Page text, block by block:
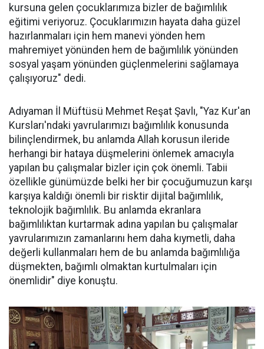
kursuna gelen çocuklarımıza bizler de bağımlılık
eğitimi veriyoruz. Çocuklarımızın hayata daha güzel
hazırlanmaları için hem manevi yönden hem
mahremiyet yönünden hem de bağımlılık yönünden
sosyal yaşam yönünden güçlenmelerini sağlamaya
çalışıyoruz" dedi.
Adıyaman İl Müftüsü Mehmet Reşat Şavlı, "Yaz Kur'an
Kursları'ndaki yavrularımızı bağımlılık konusunda
bilinçlendirmek, bu anlamda Allah korusun ileride
herhangi bir hataya düşmelerini önlemek amacıyla
yapılan bu çalışmalar bizler için çok önemli. Tabii
özellikle günümüzde belki her bir çocuğumuzun karşı
karşıya kaldığı önemli bir risktir dijital bağımlılık,
teknolojik bağımlılık. Bu anlamda ekranlara
bağımlılıktan kurtarmak adına yapılan bu çalışmalar
yavrularımızın zamanlarını hem daha kıymetli, daha
değerli kullanmaları hem de bu anlamda bağımlılığa
düşmekten, bağımlı olmaktan kurtulmaları için
önemlidir" diye konuştu.